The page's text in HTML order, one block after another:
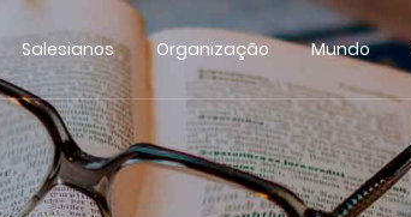
Salesianos Organização Mundo